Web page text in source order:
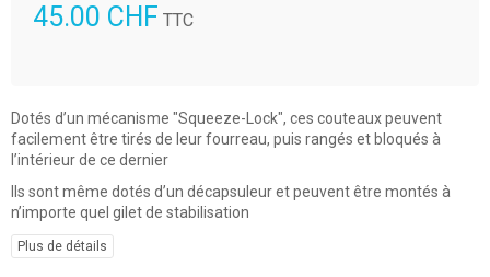
45.00 CHF TTC
Dotés d’un mécanisme "Squeeze-Lock", ces couteaux peuvent
facilement être tirés de leur fourreau, puis rangés et bloqués à
l’intérieur de ce dernier
Ils sont même dotés d’un décapsuleur et peuvent être montés à
n’importe quel gilet de stabilisation
Plus de détails